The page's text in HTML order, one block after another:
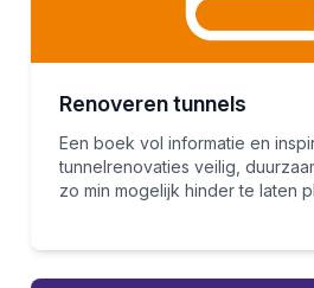
Renoveren tunnels
Een boek vol informatie en
tunnelrenovaties veilig,
zo min mogelijk hinder te laten